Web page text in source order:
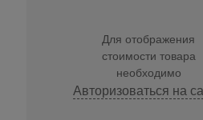
Для отображения
стоимости товара
необходимо
Авторизоваться на